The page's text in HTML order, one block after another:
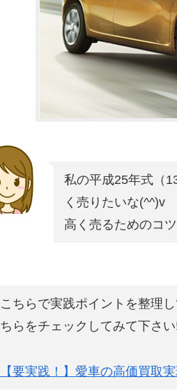
私の平成25年式（
く売りたいな(^^)v
高く売るためのコ
こちらで実践ポイントを整理
ちらをチェックしてみて下さ
【要実践！】愛車の高価買取